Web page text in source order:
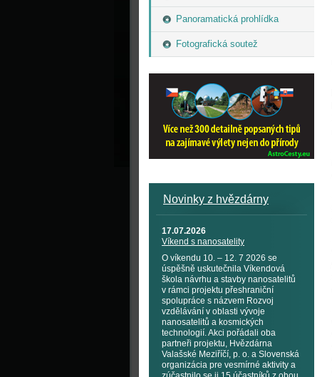
Panoramatická prohlídka
Fotografická soutež
Novinky z hvězdárny
17.07.2026
Víkend s nanosatelity
O víkendu 10. – 12. 7 2026 se
úspěšně uskutečnila Víkendová
škola návrhu a stavby nanosatelitů
v rámci projektu přeshraniční
spolupráce s názvem Rozvoj
vzdělávání v oblasti vývoje
nanosatelitů a kosmických
technologií. Akci pořádali oba
partneři projektu, Hvězdárna
Valašské Meziříčí, p. o. a Slovenská
organizácia pre vesmírné aktivity a